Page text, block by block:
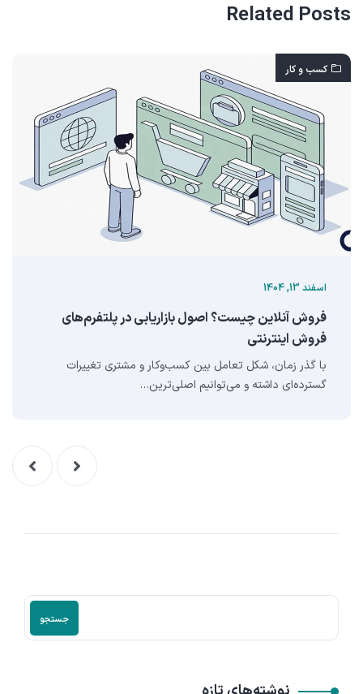
Related Posts
کسب و کار
اسفند 13, 1404
فروش آنلاین چیست؟ اصول بازاریابی در پلتفرم‌های
فروش اینترنتی
با گذر زمان، شکل تعامل بین کسب‌وکار و مشتری تغییرات
گسترده‌ای داشته و می‌توانیم اصلی‌ترین…
جستجو